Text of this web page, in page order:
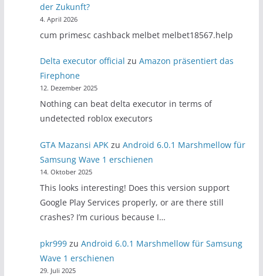
der Zukunft?
4. April 2026
cum primesc cashback melbet melbet18567.help
Delta executor official zuAmazon präsentiert das
Firephone
12. Dezember 2025
Nothing can beat delta executor in terms of
undetected roblox executors
GTA Mazansi APK zuAndroid 6.0.1 Marshmellow für
Samsung Wave 1 erschienen
14. Oktober 2025
This looks interesting! Does this version support
Google Play Services properly, or are there still
crashes? I’m curious because I…
pkr999 zuAndroid 6.0.1 Marshmellow für Samsung
Wave 1 erschienen
29. Juli 2025